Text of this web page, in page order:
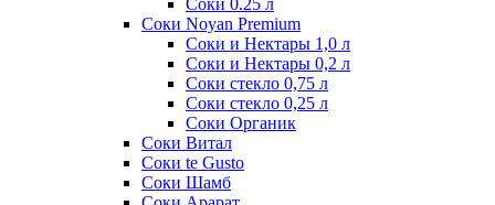
Соки 0.25 л
Соки Noyan Premium
Соки и Нектары 1,0 л
Соки и Нектары 0,2 л
Соки стекло 0,75 л
Соки стекло 0,25 л
Соки Органик
Соки Витал
Соки te Gusto
Соки Шамб